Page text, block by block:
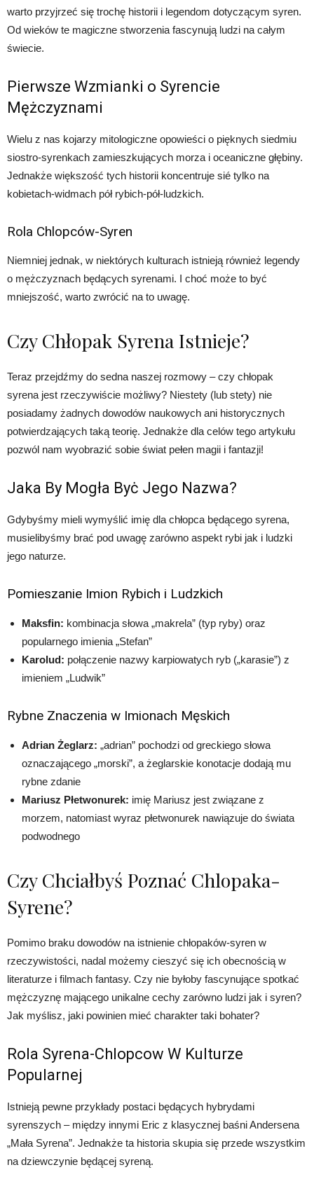
warto przyjrzeć się trochę historii i legendom dotyczącym syren.
Od wieków te magiczne stworzenia fascynują ludzi na całym
świecie.
Pierwsze Wzmianki o Syrencie
Mężczyznami
Wielu z nas kojarzy mitologiczne opowieści o pięknych siedmiu
siostro-syrenkach zamieszkujących morza i oceaniczne głębiny.
Jednakże większość tych historii koncentruje sié tylko na
kobietach-widmach pół rybich-pół-ludzkich.
Rola Chlopców-Syren
Niemniej jednak, w niektórych kulturach istnieją również legendy
o mężczyznach będących syrenami. I choć może to być
mniejszość, warto zwrócić na to uwagę.
Czy Chłopak Syrena Istnieje?
Teraz przejdźmy do sedna naszej rozmowy – czy chłopak
syrena jest rzeczywiście możliwy? Niestety (lub stety) nie
posiadamy żadnych dowodów naukowych ani historycznych
potwierdzających taką teorię. Jednakże dla celów tego artykułu
pozwól nam wyobrazić sobie świat pełen magii i fantazji!
Jaka By Mogła Byċ Jego Nazwa?
Gdybyśmy mieli wymyślić imię dla chłopca będącego syrena,
musielibyśmy brać pod uwagę zarówno aspekt rybi jak i ludzki
jego naturze.
Pomieszanie Imion Rybich i Ludzkich
Maksfin: kombinacja słowa „makrela” (typ ryby) oraz
popularnego imienia „Stefan”
Karolud: połączenie nazwy karpiowatych ryb („karasie”) z
imieniem „Ludwik”
Rybne Znaczenia w Imionach Męskich
Adrian Żeglarz: „adrian” pochodzi od greckiego słowa
oznaczającego „morski”, a żeglarskie konotacje dodają mu
rybne zdanie
Mariusz Płetwonurek: imię Mariusz jest związane z
morzem, natomiast wyraz płetwonurek nawiązuje do świata
podwodnego
Czy Chciałbyś Poznać Chlopaka-
Syrene?
Pomimo braku dowodów na istnienie chłopaków-syren w
rzeczywistości, nadal możemy cieszyć się ich obecnością w
literaturze i filmach fantasy. Czy nie byłoby fascynujące spotkać
mężczyznę mającego unikalne cechy zarówno ludzi jak i syren?
Jak myślisz, jaki powinien mieć charakter taki bohater?
Rola Syrena-Chlopcow W Kulturze
Popularnej
Istnieją pewne przykłady postaci będących hybrydami
syrenszych – między innymi Eric z klasycznej baśni Andersena
„Mała Syrena”. Jednakże ta historia skupia się przede wszystkim
na dziewczynie będącej syreną.